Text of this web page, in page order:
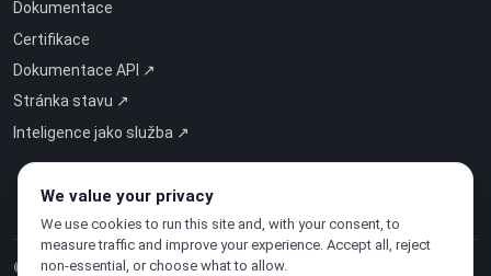
Dokumentace
Certifikace
Dokumentace API ↗
Stránka stavu ↗
Inteligence jako služba ↗
© 2026 CloudSigma Holding AG.Všechna práva vyhrazena
We value your privacy
We use cookies to run this site and, with your consent, to
measure traffic and improve your experience. Accept all, reject
non-essential, or choose what to allow.